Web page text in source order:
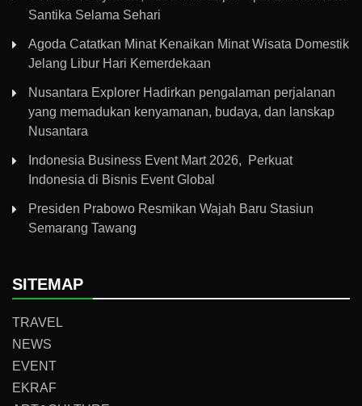
Santika Selama Sehari
Agoda Catatkan Minat Kenaikan Minat Wisata Domestik
Jelang Libur Hari Kemerdekaan
Nusantara Explorer Hadirkan pengalaman perjalanan
yang memadukan kenyamanan, budaya, dan lanskap
Nusantara
Indonesia Business Event Mart 2026, Perkuat
Indonesia di Bisnis Event Global
Presiden Prabowo Resmikan Wajah Baru Stasiun
Semarang Tawang
SITEMAP
TRAVEL
NEWS
EVENT
EKRAF